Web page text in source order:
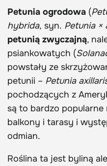
Petunia ogrodowa (
hybrida, syn. Petunia ×
petunią zwyczajną,
psiankowatych (
powstały ze
petunii – Petunia
pochodzących z
są to bardzo
balkony i tarasy i
odmian.
Roślina ta jest byliną